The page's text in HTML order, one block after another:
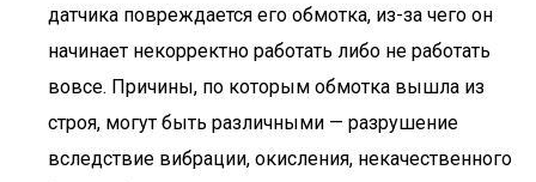
датчика повреждается его обмотка, из-за чего он
начинает некорректно работать либо не работать
вовсе. Причины, по которым обмотка вышла из
строя, могут быть различными — разрушение
вследствие вибрации, окисления, некачественного